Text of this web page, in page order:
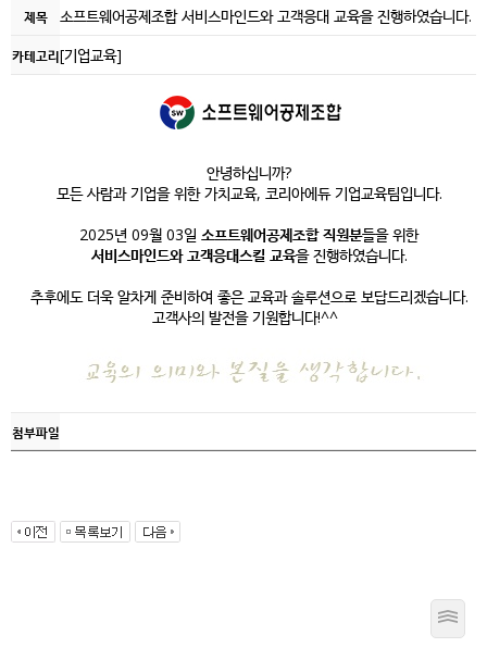
제목 소프트웨어공제조합 서비스마인드와 고객응대 교육을 진행하였습니다.
카테고리[기업교육]
안녕하십니까?
모든 사람과 기업을 위한 가치교육, 코리아에듀 기업교육팀입니다.
2025년 09월 03일 소프트웨어공제조합직원분들을 위한
서비스마인드와 고객응대스킬 교육을 진행하였습니다.
추후에도 더욱 알차게 준비하여 좋은 교육과 솔루션으로 보답드리겠습니다.
고객사의 발전을 기원합니다!^^
첨부파일